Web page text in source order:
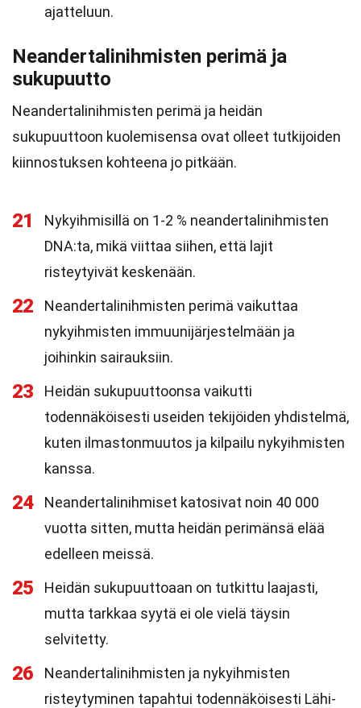
ajatteluun.
Neandertalinihmisten perimä ja
sukupuutto
Neandertalinihmisten perimä ja heidän
sukupuuttoon kuolemisensa ovat olleet tutkijoiden
kiinnostuksen kohteena jo pitkään.
21
Nykyihmisillä on 1-2 % neandertalinihmisten
DNA:ta, mikä viittaa siihen, että lajit
risteytyivät keskenään.
22
Neandertalinihmisten perimä vaikuttaa
nykyihmisten immuunijärjestelmään ja
joihinkin sairauksiin.
23
Heidän sukupuuttoonsa vaikutti
todennäköisesti useiden tekijöiden yhdistelmä,
kuten ilmastonmuutos ja kilpailu nykyihmisten
kanssa.
24
Neandertalinihmiset katosivat noin 40 000
vuotta sitten, mutta heidän perimänsä elää
edelleen meissä.
25
Heidän sukupuuttoaan on tutkittu laajasti,
mutta tarkkaa syytä ei ole vielä täysin
selvitetty.
26
Neandertalinihmisten ja nykyihmisten
risteytyminen tapahtui todennäköisesti Lähi-